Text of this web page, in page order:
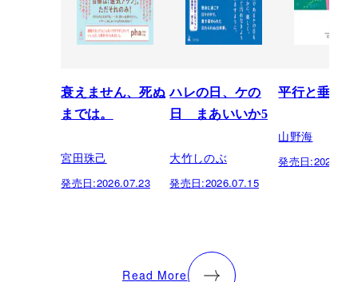
衰えません、死ぬ
までは。
宮田珠己
発売日:2026.07.23
ハレの日、ケの
日 まあいいか5
大竹しのぶ
発売日:2026.07.15
平行と垂直
山野海
発売日:
Read More